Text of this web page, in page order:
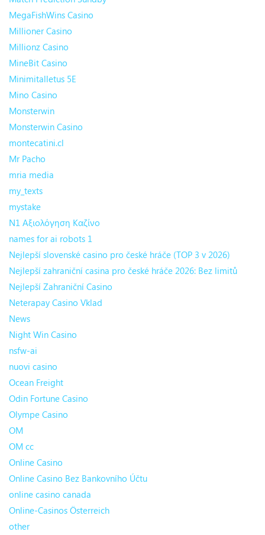
MegaFishWins Casino
Millioner Casino
Millionz Casino
MineBit Casino
Minimitalletus 5E
Mino Casino
Monsterwin
Monsterwin Casino
montecatini.cl
Mr Pacho
mria media
my_texts
mystake
N1 Αξιολόγηση Καζίνο
names for ai robots 1
Nejlepší slovenské casino pro české hráče (TOP 3 v 2026)
Nejlepší zahraniční casina pro české hráče 2026: Bez limitů
Nejlepší Zahraniční Casino
Neterapay Casino Vklad
News
Night Win Casino
nsfw-ai
nuovi casino
Ocean Freight
Odin Fortune Casino
Olympe Casino
OM
OM cc
Online Casino
Online Casino Bez Bankovního Účtu
online casino canada
Online-Casinos Österreich
other